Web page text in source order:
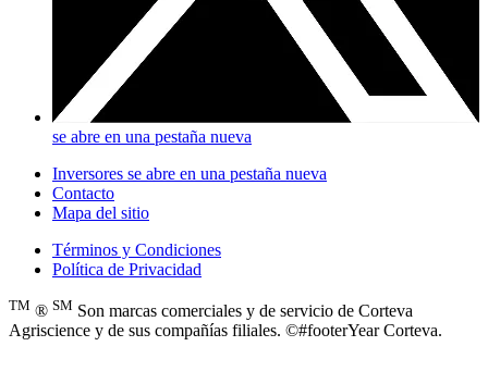
se abre en una pestaña nueva
Inversores se abre en una pestaña nueva
Contacto
Mapa del sitio
Términos y Condiciones
Política de Privacidad
TM ® SM Son marcas comerciales y de servicio de Corteva
Agriscience y de sus compañías filiales. ©#footerYear Corteva.